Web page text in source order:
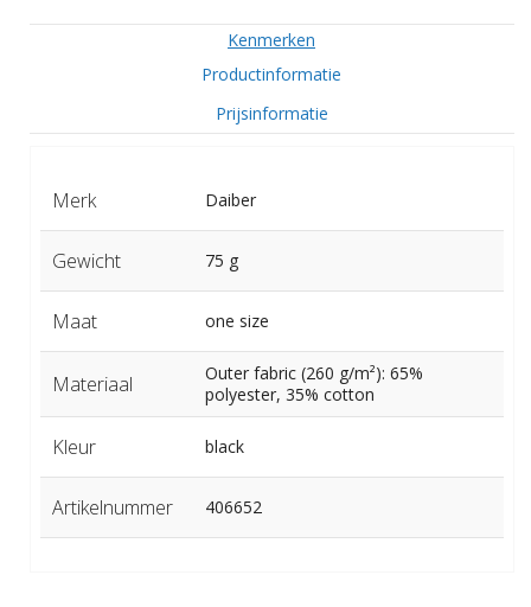
Kenmerken
Productinformatie
Prijsinformatie
Merk Daiber
Gewicht 75 g
Maat one size
Materiaal
Outer fabric (260 g/m²): 65%
polyester, 35% cotton
Kleur black
Artikelnummer 406652